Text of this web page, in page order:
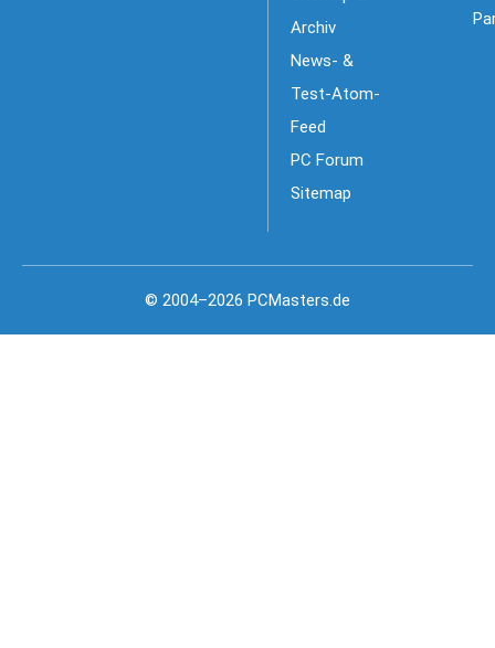
Archiv
News- &
Test-Atom-
Feed
PC Forum
Sitemap
© 2004–2026 PCMasters.de